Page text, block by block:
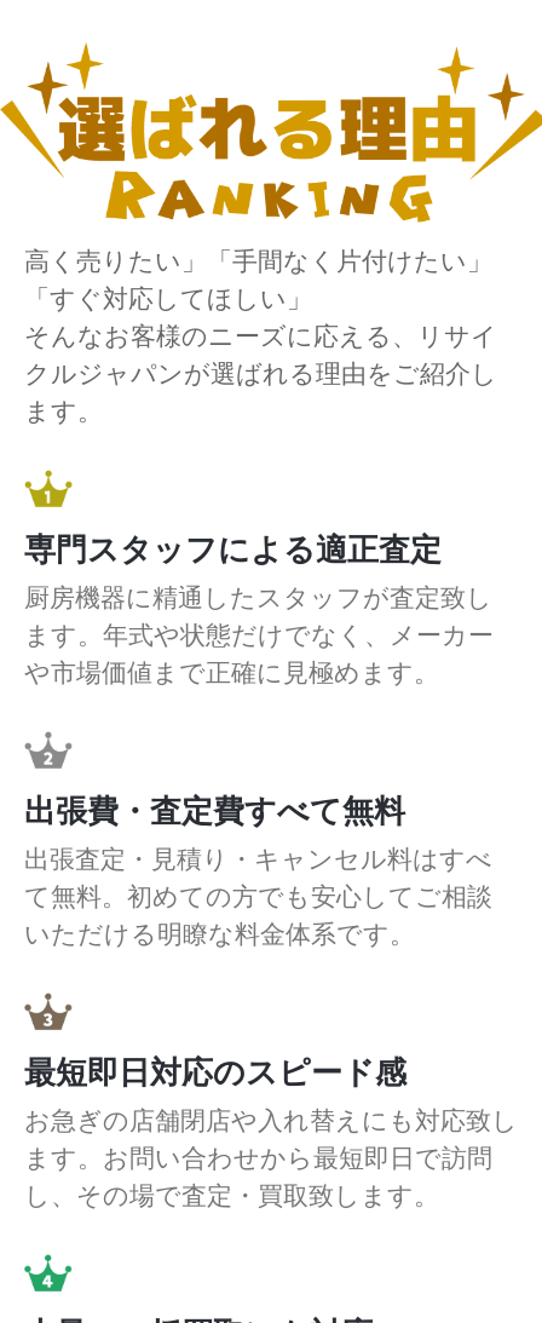
高く売りたい」「手間なく片付けたい」
「すぐ対応してほしい」
そんなお客様のニーズに応える、リサイ
クルジャパンが選ばれる理由をご紹介し
ます。
専門スタッフによる適正査定
厨房機器に精通したスタッフが査定致し
ます。年式や状態だけでなく、メーカー
や市場価値まで正確に見極めます。
出張費・査定費すべて無料
出張査定・見積り・キャンセル料はすべ
て無料。初めての方でも安心してご相談
いただける明瞭な料金体系です。
最短即日対応のスピード感
お急ぎの店舗閉店や入れ替えにも対応致し
ます。お問い合わせから最短即日で訪問
し、その場で査定・買取致します。